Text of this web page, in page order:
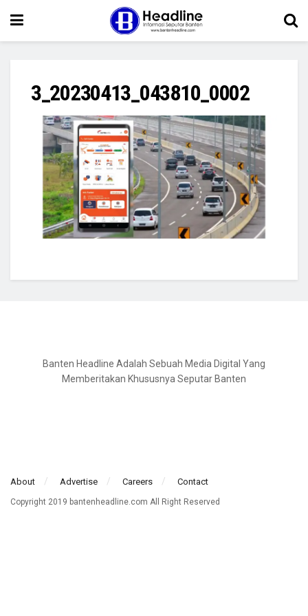
3_20230413_043810_0002
Banten Headline Adalah Sebuah Media Digital Yang
Memberitakan Khususnya Seputar Banten
About Advertise Careers Contact
Copyright 2019 bantenheadline.com All Right Reserved